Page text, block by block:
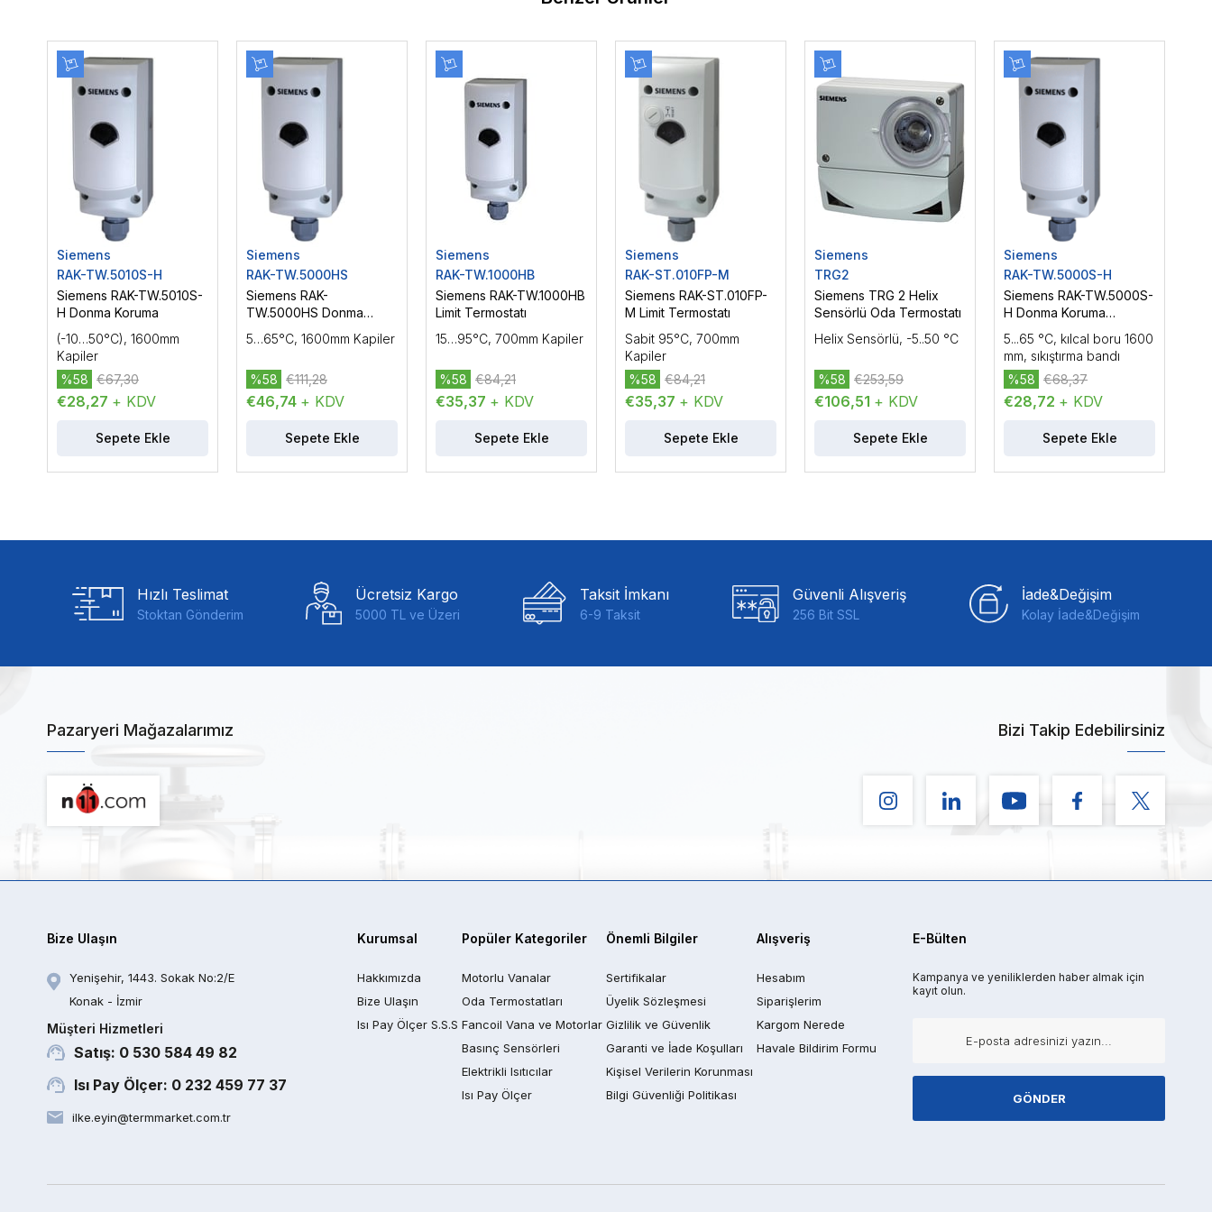
Siemens
RAK-TW.5010S-H
Siemens RAK-TW.5010S-
H Donma Koruma
(-10…50°C), 1600mm
Kapiler
€28,27 + KDV
%58 €67,30
Sepete Ekle
Siemens
RAK-TW.5000HS
Siemens RAK-
TW.5000HS Donma
5…65°C, 1600mm Kapiler
€46,74 + KDV
%58 €111,28
Sepete Ekle
Siemens
RAK-TW.1000HB
Siemens RAK-TW.1000HB
Limit Termostatı
15…95°C, 700mm Kapiler
€35,37 + KDV
%58 €84,21
Sepete Ekle
Siemens
RAK-ST.010FP-M
Siemens RAK-ST.010FP-
M Limit Termostatı
Sabit 95°C, 700mm
Kapiler
€35,37 + KDV
%58 €84,21
Sepete Ekle
Siemens
TRG2
Siemens TRG 2 Helix
Sensörlü Oda Termostatı
Helix Sensörlü, -5..50 °C
€106,51 + KDV
%58 €253,59
Sepete Ekle
Siemens
RAK-TW.5000S-H
Siemens RAK-TW.5000S-
H Donma Koruma
5...65 °C, kılcal boru 1600
mm, sıkıştırma bandı
€28,72 + KDV
%58 €68,37
Sepete Ekle
Hızlı Teslimat
Stoktan Gönderim
Ücretsiz Kargo
5000 TL ve Üzeri
Taksit İmkanı
6-9 Taksit
Güvenli Alışveriş
256 Bit SSL
İade&Değişim
Kolay İade&Değişim
Pazaryeri Mağazalarımız Bizi Takip Edebilirsiniz
Bize Ulaşın
Yenişehir, 1443. Sokak No:2/E
Konak - İzmir
Müşteri Hizmetleri
Satış: 0 530 584 49 82
Isı Pay Ölçer: 0 232 459 77 37
ilke.eyin@termmarket.com.tr
Kurumsal
Hakkımızda
Bize Ulaşın
Isı Pay Ölçer S.S.S
Popüler Kategoriler
Motorlu Vanalar
Oda Termostatları
Fancoil Vana ve Motorlar
Basınç Sensörleri
Elektrikli Isıtıcılar
Isı Pay Ölçer
Önemli Bilgiler
Sertifikalar
Üyelik Sözleşmesi
Gizlilik ve Güvenlik
Garanti ve İade Koşulları
Kişisel Verilerin Korunması
Bilgi Güvenliği Politikası
Alışveriş
Hesabım
Siparişlerim
Kargom Nerede
Havale Bildirim Formu
E-Bülten
Kampanya ve yeniliklerden haber almak için
kayıt olun.
GÖNDER